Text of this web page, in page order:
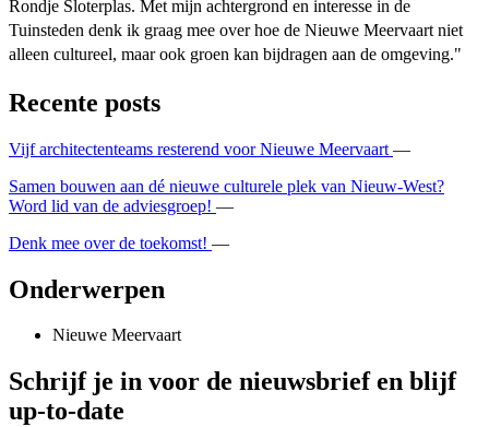
Rondje Sloterplas. Met mijn achtergrond en interesse in de
Tuinsteden denk ik graag mee over hoe de Nieuwe Meervaart niet
alleen cultureel, maar ook groen kan bijdragen aan de omgeving."
Recente posts
Vijf architectenteams resterend voor Nieuwe Meervaart —
Samen bouwen aan dé nieuwe culturele plek van Nieuw-West?
Word lid van de adviesgroep! —
Denk mee over de toekomst! —
Onderwerpen
Nieuwe Meervaart
Schrijf je in voor de nieuwsbrief en blijf
up-to-date